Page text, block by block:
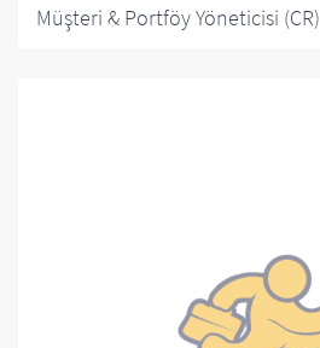
Müşteri & Portföy Yöneticisi (CR)